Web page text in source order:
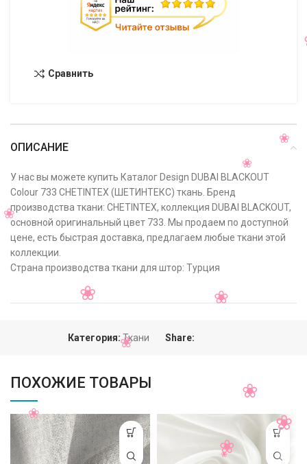
Сравнить
ОПИСАНИЕ
У нас вы можете купить Каталог Design DUBAI BLACKOUT
Colour 733 CHETINTEX (ШЕТИНТЕКС) ткань. Бренд
производства ткани: CHETINTEX, коллекция DUBAI BLACKOUT,
основной оригинальный цвет 733. Мы продаем по доступной
цене, есть быстрая доставка, предлагаем любые ткани этой
коллекции.
Страна производства ткани для штор: Турция
Категория: Ткани Share:
ПОХОЖИЕ ТОВАРЫ